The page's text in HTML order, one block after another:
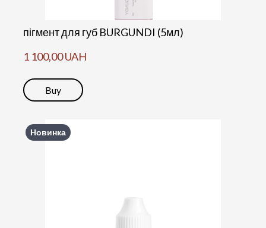
пігмент для губ BURGUNDI (5мл)
1 100,00 UAH
Buy
Новинка